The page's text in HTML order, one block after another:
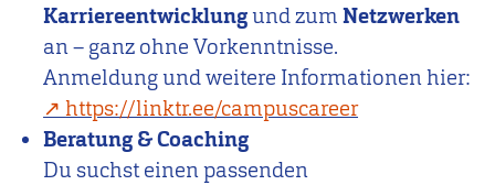
Karriereentwicklungund zumNetzwerken
an – ganz ohne Vorkenntnisse.
Anmeldung und weitere Informationen hier:
https://linktr.ee/campuscareer
Beratung & Coaching
Du suchst einen passenden